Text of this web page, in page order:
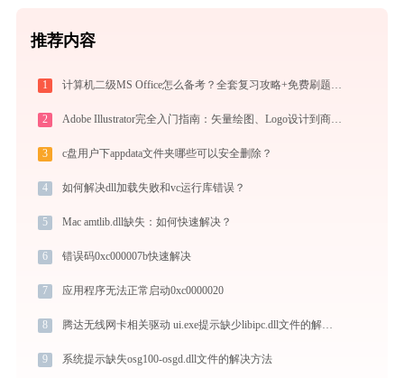
推荐内容
1 计算机二级MS Office怎么备考？全套复习攻略+免费刷题工具推荐
2 Adobe Illustrator完全入门指南：矢量绘图、Logo设计到商业插画的必备工具详解
3 c盘用户下appdata文件夹哪些可以安全删除？
4 如何解决dll加载失败和vc运行库错误？
5 Mac amtlib.dll缺失：如何快速解决？
6 错误码0xc000007b快速解决
7 应用程序无法正常启动0xc0000020
8 腾达无线网卡相关驱动 ui.exe提示缺少libipc.dll文件的解决办法
9 系统提示缺失osg100-osgd.dll文件的解决方法